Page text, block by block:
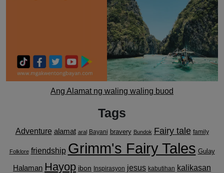
Ang Alamat ng waling waling buod
Tags
Adventure alamat aral Bayani bravery Bundok Fairy tale family
Folklore friendship Grimm's Fairy Tales Gulay
Halaman Hayop ibon Inspirasyon jesus kabutihan kalikasan